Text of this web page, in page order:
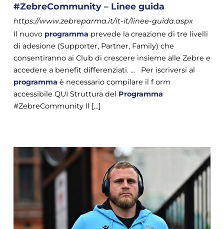
#ZebreCommunity – Linee guida
https://www.zebreparma.it/it-it/linee-guida.aspx
Il nuovo programma prevede la creazione di tre livelli
di adesione (Supporter, Partner, Family) che
consentiranno ai Club di crescere insieme alle Zebre e
accedere a benefit differenziati. ... Per iscriversi al
programma è necessario compilare il f orm
accessibile QUI Struttura del Programma
#ZebreCommunity Il [...]